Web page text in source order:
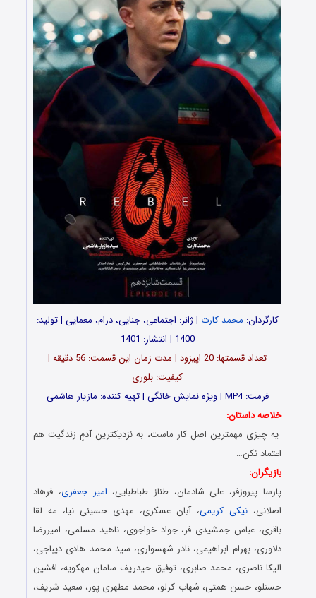
کارگردان: محمد کارت | ژانر: اجتماعی، جنایی، درام، معمایی | تولید:
1400 | انتشار: 1401
تعداد قسمت‎ها: 20 اپیزود | مدت زمان این قسمت: 56 دقیقه |
کیفیت: بلوری
فرمت: MP4 | ویژه نمایش خانگی | تهیه کننده: مازیار هاشمی
خلاصه داستان:
یه چیزی مهمترین اصل کار ماست، به نزدیکترین آدمِ زندگیت هم
اعتماد نکن…
بازیگران:
پارسا پیروزفر، علی شادمان، طناز طباطبایی، امیر جعفری، فرهاد
اصلانی،نیکی کریمی، آبان عسکری، مهدی حسینی نیا، مه لقا
باقری، عباس جمشیدی فر، جواد خواجوی، ناهید مسلمی، امیررضا
دلاوری، بهرام ابراهیمی، نادر شهسواری، سید محمد هادی دیباجی،
الیکا ناصری، محمد صابری، توفیق حیدریف سامان مهکویه، افشین
حسنلو، حسن همتی، شهاب کرلو، محمد مطهری پور، سعید شریف،